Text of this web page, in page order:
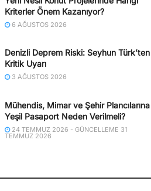
Kriterler Önem Kazanıyor?
6 AĞUSTOS 2026
Denizli Deprem Riski: Seyhun Türk’ten
Kritik Uyarı
3 AĞUSTOS 2026
Mühendis, Mimar ve Şehir Plancılarına
Yeşil Pasaport Neden Verilmeli?
24 TEMMUZ 2026 - GÜNCELLEME 31
TEMMUZ 2026